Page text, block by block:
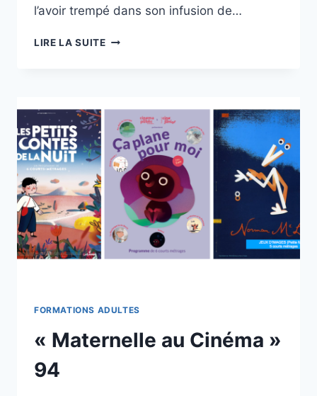
l’avoir trempé dans son infusion de…
LIRE LA SUITE« MATERNELLE
2025
FORMATIONS ADULTES
« Maternelle au Cinéma »
94